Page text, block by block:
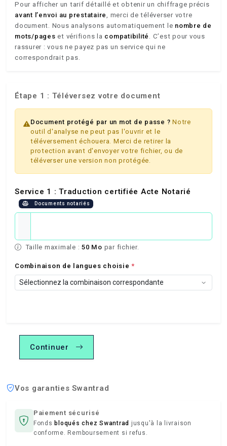
Pour afficher un tarif détaillé et obtenir un chiffrage précis
avant l’envoi au prestataire, merci de téléverser votre
document. Nous analysons automatiquement le nombre de
mots/pages et vérifions la compatibilité . C’est pour vous
rassurer : vous ne payez pas un service qui ne
correspondrait pas.
Étape 1 : Téléversez votre document
Document protégé par un mot de passe ? Notre
outil d'analyse ne peut pas l'ouvrir et le
téléversement échouera. Merci de retirer la
protection avant d'envoyer votre fichier, ou de
téléverser une version non protégée.
Service 1 : Traduction certifiée Acte Notarié
Documents notariés
Taille maximale : 50 Mo par fichier.
Combinaison de langues choisie*
Continuer
Vos garanties Swantrad
Paiement sécurisé
Fonds bloqués chez Swantrad jusqu'à la livraison
conforme. Remboursement si refus.